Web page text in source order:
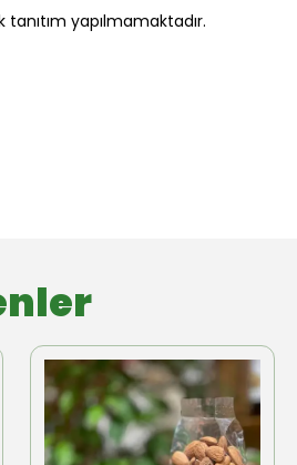
yapılmamaktadır.